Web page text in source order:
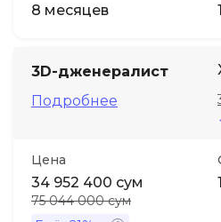
8 месяцев
3D-дженералист
Подробнее
Цена
34 952 400 сум
75 044 000 сум